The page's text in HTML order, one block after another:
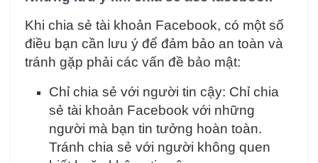
Khi chia sẻ tài khoản Facebook, có một số
điều bạn cần lưu ý để đảm bảo an toàn và
tránh gặp phải các vấn đề bảo mật:
Chỉ chia sẻ với người tin cậy: Chỉ chia
sẻ tài khoản Facebook với những
người mà bạn tin tưởng hoàn toàn.
Tránh chia sẻ với người không quen